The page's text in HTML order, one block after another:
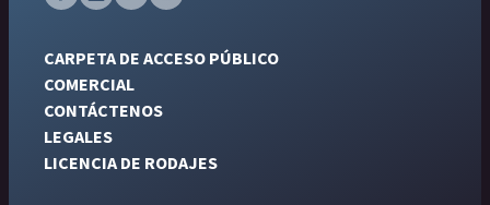
CARPETA DE ACCESO PÚBLICO
COMERCIAL
CONTÁCTENOS
LEGALES
LICENCIA DE RODAJES